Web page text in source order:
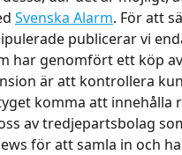
Svenska Alarm. För att
publicerar vi
har genomfört ett köp
är att kontrollera
komma att innehålla
av tredjepartsbolag
för att samla in och